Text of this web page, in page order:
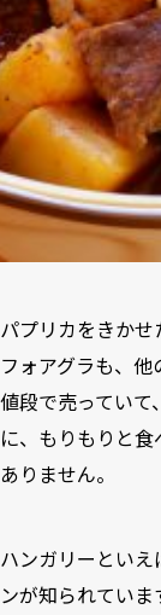
パプリカをきかせ
フォアグラも、
値段で売っていて
に、もりもりと
ありません。
ハンガリーとい
ンが知られてい